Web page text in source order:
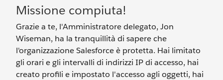
Missione compiuta!
Grazie a te, l'Amministratore delegato, Jon
Wiseman, ha la tranquillità di sapere che
l'organizzazione Salesforce è protetta. Hai limitato
gli orari e gli intervalli di indirizzi IP di accesso, hai
creato profili e impostato l'accesso agli oggetti, hai